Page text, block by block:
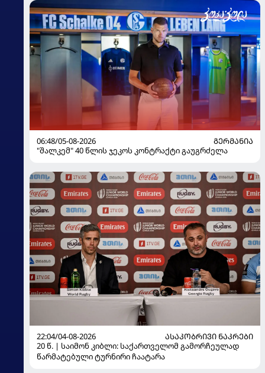
06:48/05-08-2026
ᲒᲔᲠᲛᲐᲜᲘᲐ
"შალკემ" 40 წლის ჯეკოს კონტრაქტი გაუგრძელა
22:04/04-08-2026
ᲐᲡᲐᲙᲝᲑᲠᲘᲕᲘ ᲜᲐᲙᲠᲔᲑᲘ
20 წ. | საიმონ კიბლი: საქართველომ გამორჩეულად
წარმატებული ტურნირი ჩაატარა